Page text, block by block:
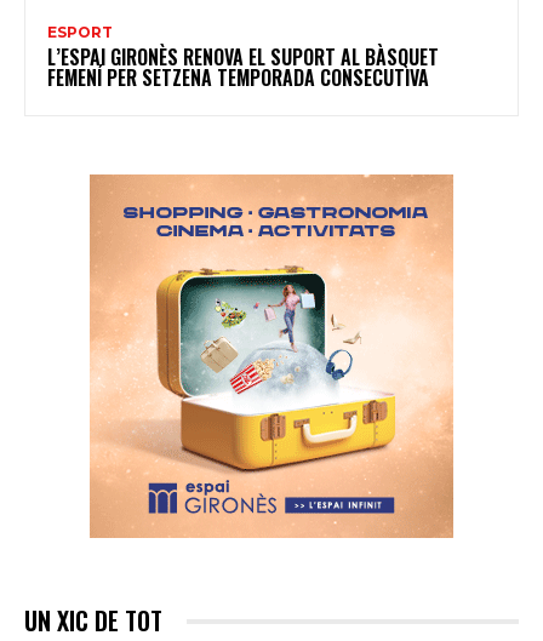
ESPORT
L’ESPAI GIRONÈS RENOVA EL SUPORT AL BÀSQUET
FEMENÍ PER SETZENA TEMPORADA CONSECUTIVA
UN XIC DE TOT